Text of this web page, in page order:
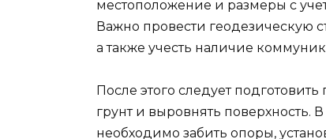
местоположение и размеры с
Важно провести геодезическую
а также учесть наличие
После этого следует
грунт и выровнять поверхность.
необходимо забить опоры,